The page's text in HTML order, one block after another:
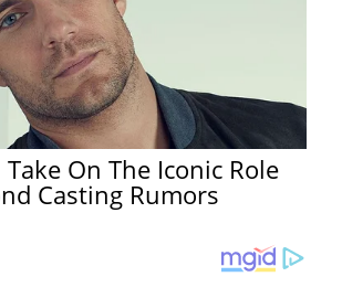
On The Iconic Role
Casting Rumors